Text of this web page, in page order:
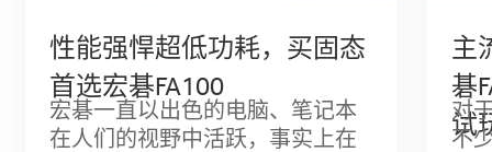
性能强悍超低功耗，买固态
首选宏碁FA100
宏碁一直以出色的电脑、笔记本
在人们的视野中活跃，事实上在
主
碁
试
对
不